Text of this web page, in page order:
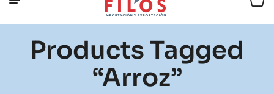
Products Tagged
“arroz”